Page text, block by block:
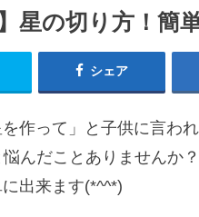
】星の切り方！簡
シェア
作って」と子供に言わ
んだことありませんか？
出来ます(*^^*)